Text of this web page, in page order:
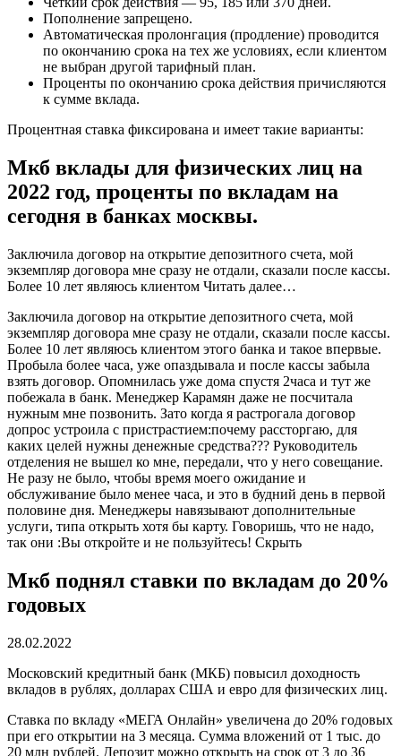
Пополнение запрещено.
Автоматическая пролонгация (продление) проводится
по окончанию срока на тех же условиях, если клиентом
не выбран другой тарифный план.
Проценты по окончанию срока действия причисляются
к сумме вклада.
Процентная ставка фиксирована и имеет такие варианты:
Мкб вклады для физических лиц на
2022 год, проценты по вкладам на
сегодня в банках москвы.
Заключила договор на открытие депозитного счета, мой
экземпляр договора мне сразу не отдали, сказали после кассы.
Более 10 лет являюсь клиентом Читать далее…
Заключила договор на открытие депозитного счета, мой
экземпляр договора мне сразу не отдали, сказали после кассы.
Более 10 лет являюсь клиентом этого банка и такое впервые.
Пробыла более часа, уже опаздывала и после кассы забыла
взять договор. Опомнилась уже дома спустя 2часа и тут же
побежала в банк. Менеджер Карамян даже не посчитала
нужным мне позвонить. Зато когда я растрогала договор
допрос устроила с пристрастием:почему рассторгаю, для
каких целей нужны денежные средства??? Руководитель
отделения не вышел ко мне, передали, что у него совещание.
Не разу не было, чтобы время моего ожидание и
обслуживание было менее часа, и это в будний день в первой
половине дня. Менеджеры навязывают дополнительные
услуги, типа открыть хотя бы карту. Говоришь, что не надо,
так они :Вы откройте и не пользуйтесь! Скрыть
Мкб поднял ставки по вкладам до 20%
годовых
28.02.2022
Московский кредитный банк (МКБ) повысил доходность
вкладов в рублях, долларах США и евро для физических лиц.
Ставка по вкладу «МЕГА Онлайн» увеличена до 20% годовых
при его открытии на 3 месяца. Сумма вложений от 1 тыс. до
20 млн рублей. Депозит можно открыть на срок от 3 до 36